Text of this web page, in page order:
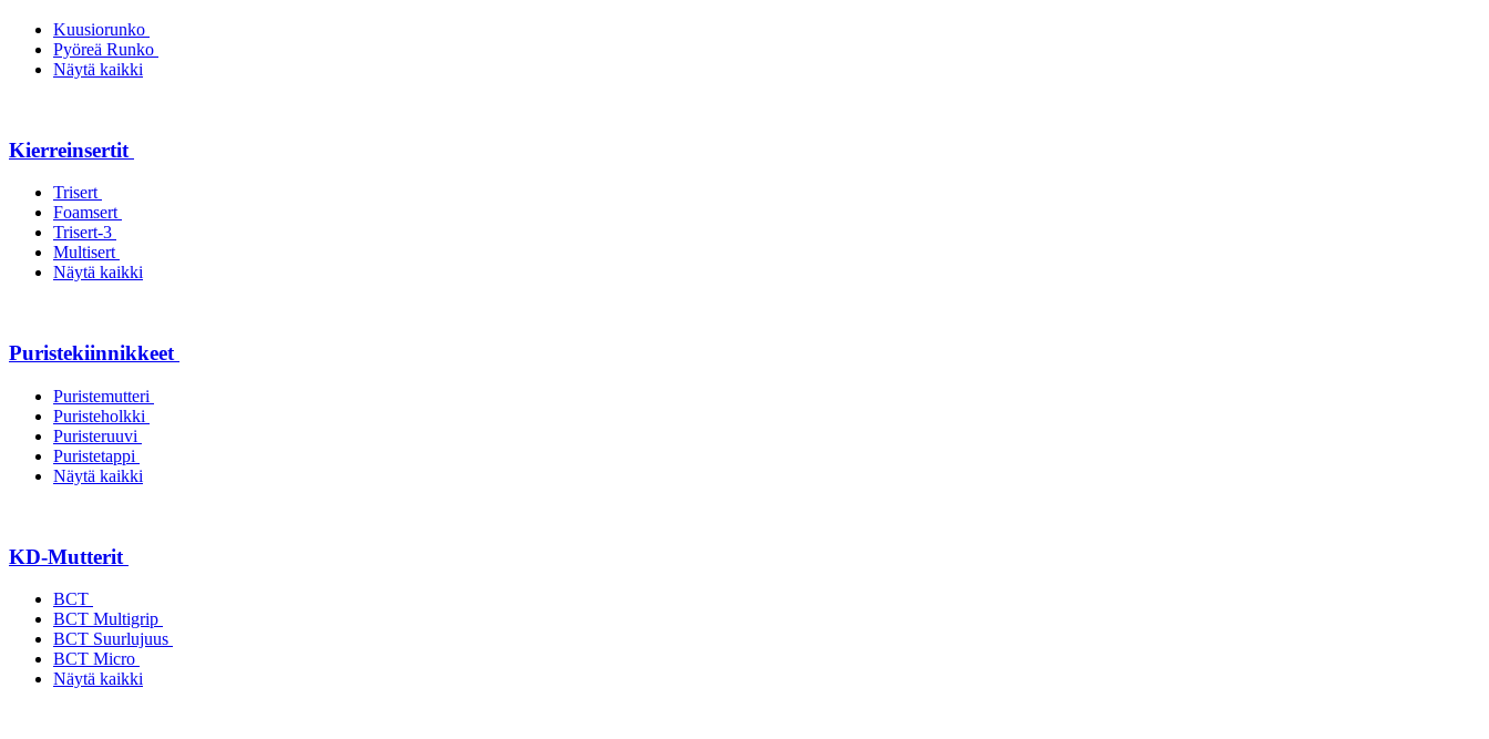
Kuusiorunko
Pyöreä Runko
Näytä kaikki
Kierreinsertit
Trisert
Foamsert
Trisert-3
Multisert
Näytä kaikki
Puristekiinnikkeet
Puristemutteri
Puristeholkki
Puristeruuvi
Puristetappi
Näytä kaikki
KD-Mutterit
BCT
BCT Multigrip
BCT Suurlujuus
BCT Micro
Näytä kaikki